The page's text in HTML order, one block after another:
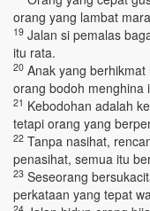
orang yang lambat
19 Jalan si pemalas
itu rata.
20 Anak yang
orang bodoh menghina
21 Kebodohan adalah
tetapi orang yang
22 Tanpa nasihat,
penasihat, semua itu
23 Seseorang
perkataan yang tepat